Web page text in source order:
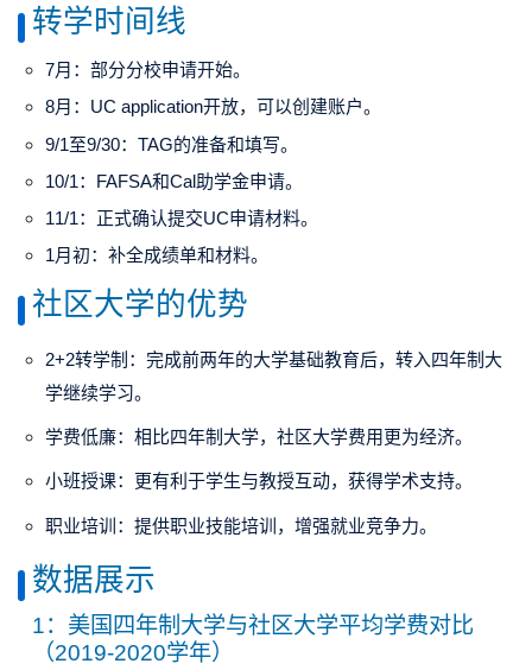
转学时间线
7月 ：部分分校申请开始。
8月 ：UC application开放，可以创建账户。
9/1至9/30：TAG的准备和填写。
10/1：FAFSA和Cal助学金申请。
11/1：正式确认提交UC申请材料。
1月初：补全成绩单和材料。
社区大学的优势
2+2转学制 ：完成前两年的大学基础教育后，转入四年制大
学继续学习。
学费低廉：相比四年制大学，社区大学费用更为经济。
小班授课：更有利于学生与教授互动，获得学术支持。
职业培训 ：提供职业技能培训，增强就业竞争力。
数据展示
1：美国四年制大学与社区大学平均学费对比
（2019-2020学年）